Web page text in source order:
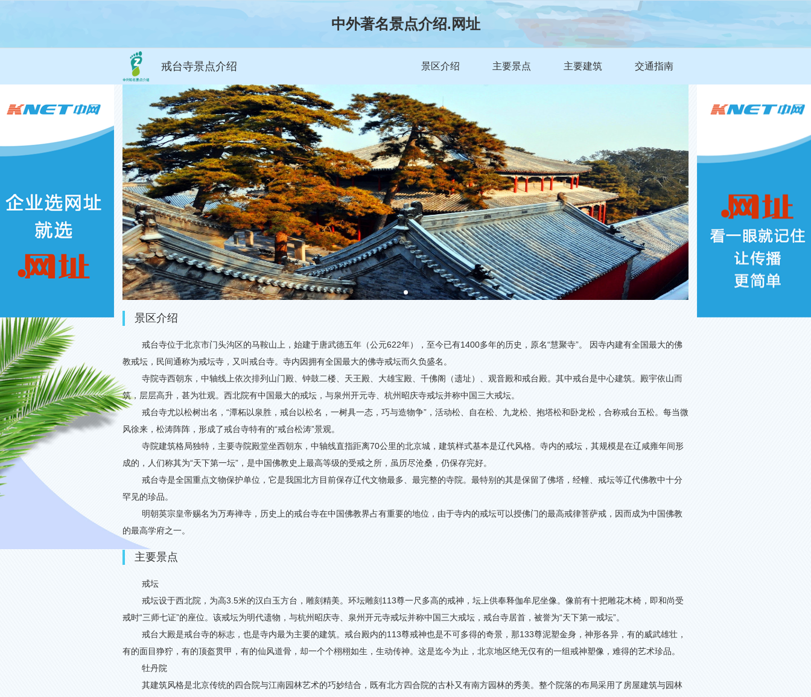
中外著名景点介绍.网址
戒台寺景点介绍 景区介绍 主要景点 主要建筑 交通指南
景区介绍
戒台寺位于北京市门头沟区的马鞍山上，始建于唐武德五年（公元622年），至今已有1400多年的历史，原名“慧聚寺”。 因寺内建有全国最大的佛
教戒坛，民间通称为戒坛寺，又叫戒台寺。寺内因拥有全国最大的佛寺戒坛而久负盛名。
寺院寺西朝东，中轴线上依次排列山门殿、钟鼓二楼、天王殿、大雄宝殿、千佛阁（遗址）、观音殿和戒台殿。其中戒台是中心建筑。殿宇依山而
筑，层层高升，甚为壮观。西北院有中国最大的戒坛，与泉州开元寺、杭州昭庆寺戒坛并称中国三大戒坛。
戒台寺尤以松树出名，“潭柘以泉胜，戒台以松名，一树具一态，巧与造物争”，活动松、自在松、九龙松、抱塔松和卧龙松，合称戒台五松。每当微
风徐来，松涛阵阵，形成了戒台寺特有的“戒台松涛”景观。
寺院建筑格局独特，主要寺院殿堂坐西朝东，中轴线直指距离70公里的北京城，建筑样式基本是辽代风格。寺内的戒坛，其规模是在辽咸雍年间形
成的，人们称其为“天下第一坛” ，是中国佛教史上最高等级的受戒之所，虽历尽沧桑，仍保存完好。
戒台寺是全国重点文物保护单位，它是我国北方目前保存辽代文物最多、最完整的寺院。最特别的其是保留了佛塔，经幢、戒坛等辽代佛教中十分
罕见的珍品。
明朝英宗皇帝赐名为万寿禅寺，历史上的戒台寺在中国佛教界占有重要的地位，由于寺内的戒坛可以授佛门的最高戒律菩萨戒，因而成为中国佛教
的最高学府之一。
主要景点
戒坛
戒坛设于西北院，为高3.5米的汉白玉方台，雕刻精美。环坛雕刻 113尊一尺多高的戒神，坛上供奉释伽牟尼坐像。像前有十把雕花木椅，即和尚受
戒时“三师七证”的座位。该戒坛为明代遗物，与杭州昭庆寺、泉州开元寺戒坛并称中国三大戒坛，戒台寺居首，被誉为“天下第一戒坛”。
戒台大殿是戒台寺的标志，也是寺内最为主要的建筑。戒台殿内的113尊戒神也是不可多得的奇景，那133尊泥塑金身，神形各异，有的威武雄壮，
有的面目狰狞，有的顶盔贯甲，有的仙风道骨，却一个个栩栩如生，生动传神。这是迄今为止，北京地区绝无仅有的一组戒神塑像，难得的艺术珍品。
牡丹院
其建筑风格是北京传统的四合院与江南园林艺术的巧妙结合，既有北方四合院的古朴又有南方园林的秀美。整个院落的布局采用了房屋建筑与园林